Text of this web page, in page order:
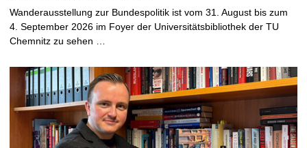
Wanderausstellung zur Bundespolitik ist vom 31. August bis zum
4. September 2026 im Foyer der Universitätsbibliothek der TU
Chemnitz zu sehen …